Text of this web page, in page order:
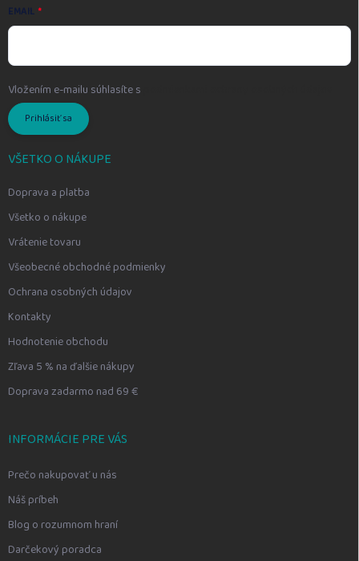
EMAIL
Vložením e-mailu súhlasíte s
Prihlásiť sa
VŠETKO O NÁKUPE
Doprava a platba
Všetko o nákupe
Vrátenie tovaru
Všeobecné obchodné podmienky
Ochrana osobných údajov
Kontakty
Hodnotenie obchodu
Zľava 5 % na ďalšie nákupy
Doprava zadarmo nad 69 €
INFORMÁCIE PRE VÁS
Prečo nakupovať u nás
Náš príbeh
Blog o rozumnom hraní
Darčekový poradca